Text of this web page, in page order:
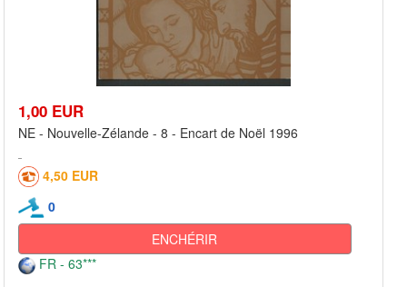
1,00 EUR
NE - Nouvelle-Zélande - 8 - Encart de Noël 1996
4,50 EUR
0
ENCHÉRIR
FR - 63***